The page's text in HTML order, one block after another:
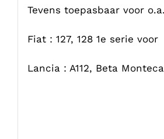
Tevens toepasbaar voor
Fiat : 127, 128 1e serie voor
Lancia : A112, Beta